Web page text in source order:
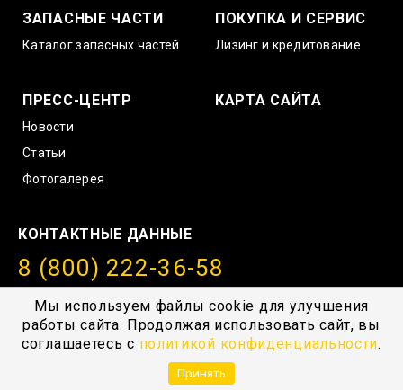
Мы используем файлы cookie для улучшения
работы сайта. Продолжая использовать сайт, вы
соглашаетесь с политикой конфиденциальности.
Принять
ЗАПАСНЫЕ ЧАСТИ
Каталог запасных частей
ПОКУПКА И СЕРВИС
Лизинг и кредитование
ПРЕСС-ЦЕНТР
Новости
Статьи
Фотогалерея
КАРТА САЙТА
КОНТАКТНЫЕ ДАННЫЕ
8 (800) 222-36-58
info@amurstroy.su
© 2004—2026, ГК “АмурСтройТехника”, г. Хабаровск,
с.Тополево, Проезд южный 1